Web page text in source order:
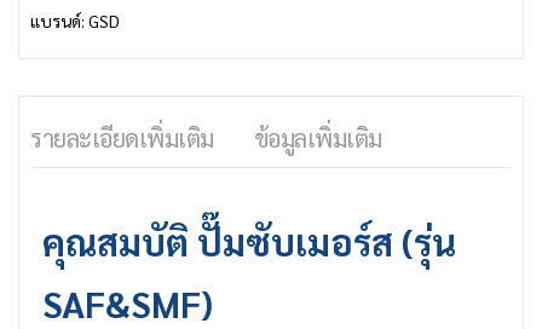
แบรนด์: GSD
รายละเอียดเพิ่มเติม ข้อมูลเพิ่มเติม
คุณสมบัติ ปั๊มซับเมอร์ส (รุ่น
SAF&SMF)